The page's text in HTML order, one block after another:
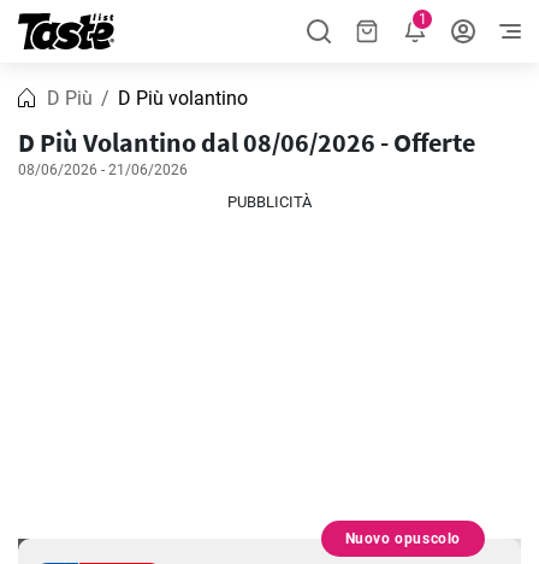
1
D Più D Più volantino
D Più Volantino dal 08/06/2026 - Offerte
08/06/2026 - 21/06/2026
PUBBLICITÀ
Nuovo opuscolo